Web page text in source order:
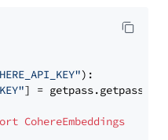
):
] = getpass.getpass(
CohereEmbeddings